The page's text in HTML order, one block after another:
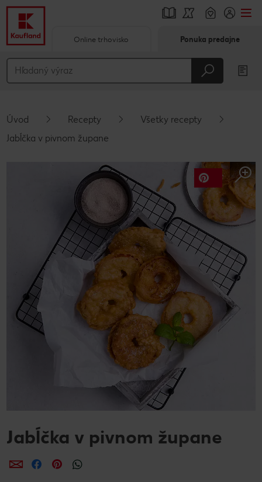
Hlavný obsah
Vyskakovací bočný panel
Online trhovisko Ponuka predajne
Úvod Recepty
Všetky recepty
Jabĺčka v pivnom župane
Jabĺčka v pivnom župane
ZdieľaťZdieľaťZdieľať